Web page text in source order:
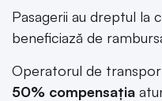
Pasagerii au dreptul la
beneficiază de
Operatorul de
50% compensaţia